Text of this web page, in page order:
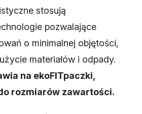
stosują
pozwalające
o minimalnej objętości,
materiałów i odpady.
na ekoFITpaczki,
rozmiarów zawartości.